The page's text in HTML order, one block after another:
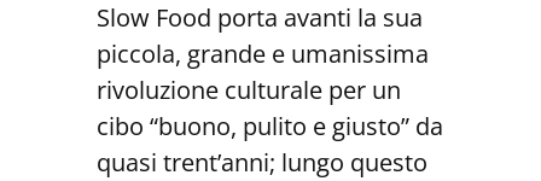
Slow Food porta avanti la sua
piccola, grande e umanissima
rivoluzione culturale per un
cibo “buono, pulito e giusto” da
quasi trent’anni; lungo questo